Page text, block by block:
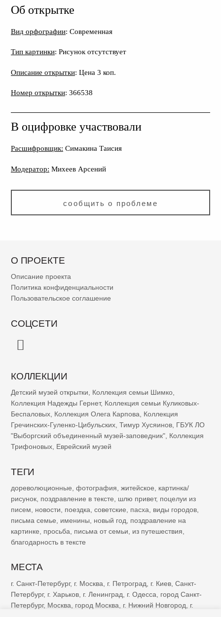
Об открытке
Вид орфографии: Современная
Тип картинки: Рисунок отсутствует
Описание открытки: Цена 3 коп.
Номер открытки: 366538
В оцифровке участвовали
Расшифровщик: Симакина Таисия
Модератор: Михеев Арсений
сообщить о проблеме
О ПРОЕКТЕ
Описание проекта
Политика конфиденциальности
Пользовательское соглашение
СОЦСЕТИ
КОЛЛЕКЦИИ
Детский музей открытки Коллекция семьи Шимко
Коллекция Надежды Гернет, Коллекция семьи Куликовых-
Беспаловых Коллекция Олега Карпова
Коллекция
Гречинских-Гуленко-Цибульских Тимур Хусяинов ГБУК ЛО
"Выборгский объединенный музей-заповедник" Коллекция
Трифоновых Еврейский музей
ТЕГИ
дореволюционные фотография житейское
картинка/
рисунок поздравление в тексте шлю привет, поцелуи из
писем
новости поездка советские пасха виды городов
письма семье
именины новый год
поздравление на
картинке
просьба письма от семьи из путешествия
благодарность в тексте
МЕСТА
г. Санкт-Петербург, г. Москва г. Петроград г. Киев Санкт-
Петербург, г. Харьков г. Ленинград г. Одесса
город Санкт-
Петербург, Москва город Москва г. Нижний Новгород
г.